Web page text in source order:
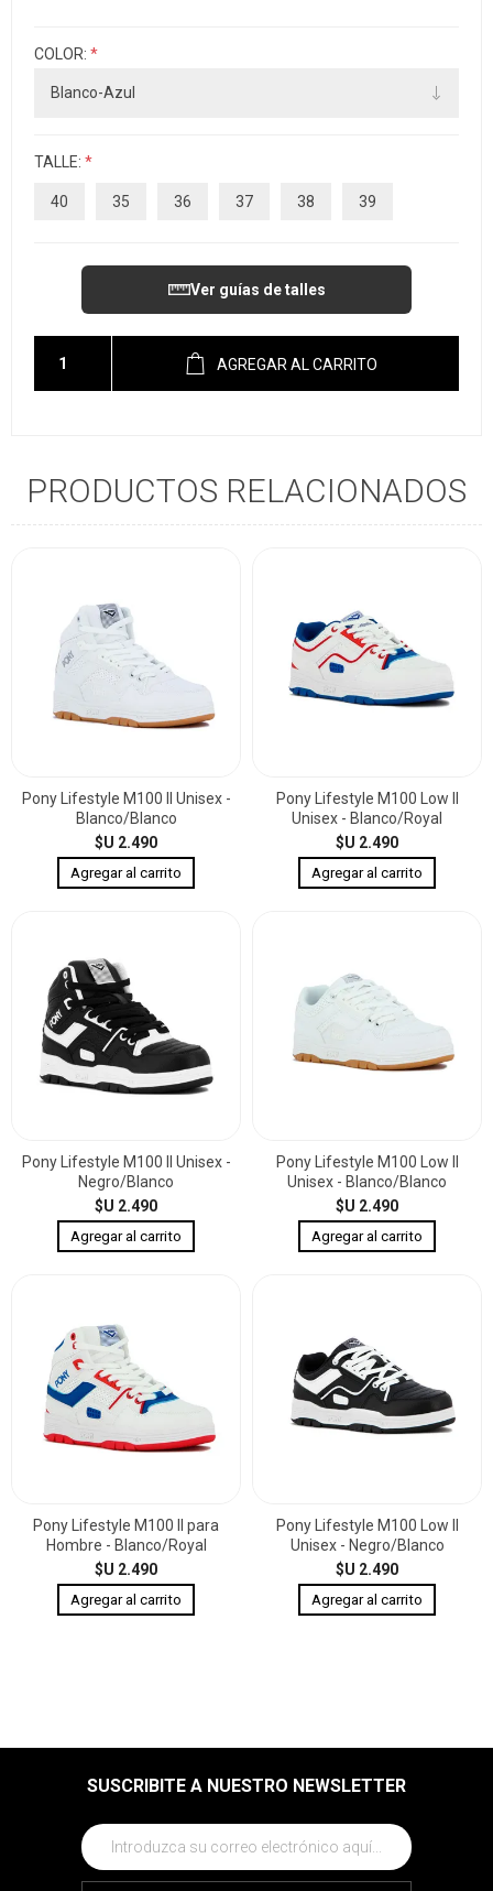
COLOR: *
TALLE: *
40 35 36 37 38 39
Ver guías de talles
AGREGAR AL CARRITO
PRODUCTOS RELACIONADOS
Pony Lifestyle M100 II Unisex -
Blanco/Blanco
$U 2.490
Pony Lifestyle M100 Low II
Unisex - Blanco/Royal
$U 2.490
Pony Lifestyle M100 II Unisex -
Negro/Blanco
$U 2.490
Pony Lifestyle M100 Low II
Unisex - Blanco/Blanco
$U 2.490
Pony Lifestyle M100 II para
Hombre - Blanco/Royal
$U 2.490
Pony Lifestyle M100 Low II
Unisex - Negro/Blanco
$U 2.490
SUSCRIBITE A NUESTRO NEWSLETTER